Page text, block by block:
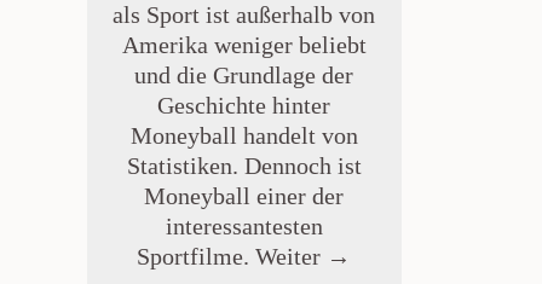
als Sport ist außerhalb von
Amerika weniger beliebt
und die Grundlage der
Geschichte hinter
Moneyball handelt von
Statistiken. Dennoch ist
Moneyball einer der
interessantesten
Sportfilme. Weiter →